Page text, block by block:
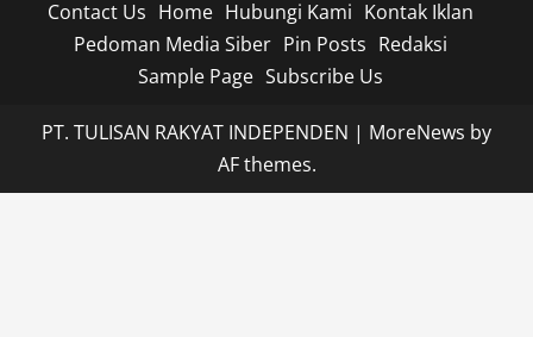
Contact Us Home Hubungi Kami Kontak Iklan
Pedoman Media Siber Pin Posts Redaksi
Sample Page Subscribe Us
PT. TULISAN RAKYAT INDEPENDEN | MoreNews by
AF themes.